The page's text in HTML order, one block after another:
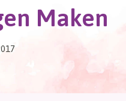
Maken